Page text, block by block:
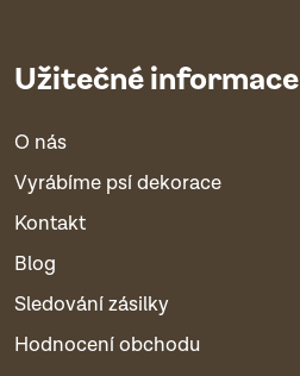
Užitečné informace
O nás
Vyrábíme psí dekorace
Kontakt
Blog
Sledování zásilky
Hodnocení obchodu